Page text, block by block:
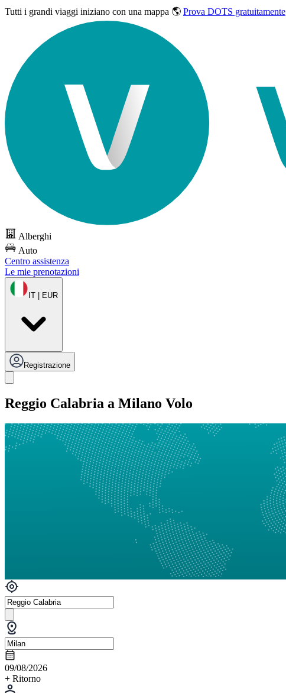
Tutti i grandi viaggi iniziano con una mappa 🌎 Prova DOTS gratuitamente
Alberghi
Auto
Centro assistenza
Le mie prenotazioni
IT | EUR
Registrazione
Reggio Calabria a Milano Volo
09/08/2026
+ Ritorno